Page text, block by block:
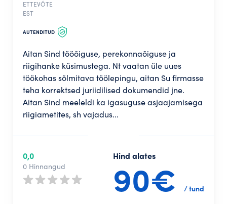
ETTEVÕTE
EST
AUTENDITUD
Aitan Sind tööõiguse, perekonnaõiguse ja
riigihanke küsimustega. Nt vaatan üle uues
töökohas sõlmitava töölepingu, aitan Su firmasse
teha korrektsed juriidilised dokumendid jne.
Aitan Sind meeleldi ka igasuguse asjaajamisega
riigiametites, sh vajadus...
Hind alates
90€ / tund
0,0
0 Hinnangud